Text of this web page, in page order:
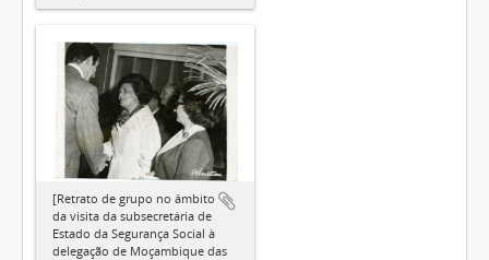
[Retrato de grupo no âmbito
da visita da subsecretária de
Estado da Segurança Social à
delegação de Moçambique das